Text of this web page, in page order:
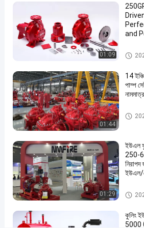
জরুরী
জল
পাম্প
2025-
04-08
মতামত
ওয়াটার
পাম্প
#
ফায়ার
ইঞ্জিন
পাম্প
#
উচ্চ চাপ
অগ্নিনির্বাপক
পাম্প
01:09
and
শেষ
01:44
14
পাম্প
স্প্লিট
01:29
ইউএল
250-
নিরাপদ
ইউএল/
স্প্লিট
কুলিং
5000